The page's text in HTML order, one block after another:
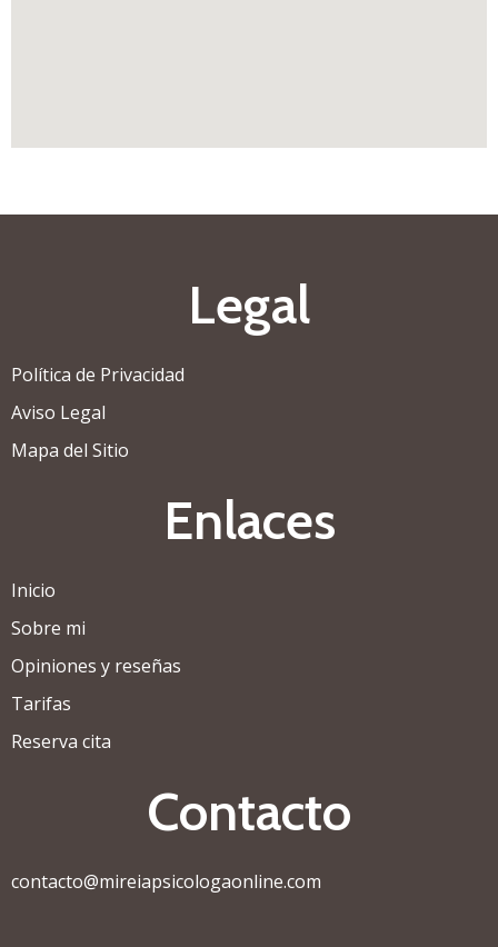
Legal
Política de Privacidad
Aviso Legal
Mapa del Sitio
Enlaces
Inicio
Sobre mi
Opiniones y reseñas
Tarifas
Reserva cita
Contacto
contacto@mireiapsicologaonline.com